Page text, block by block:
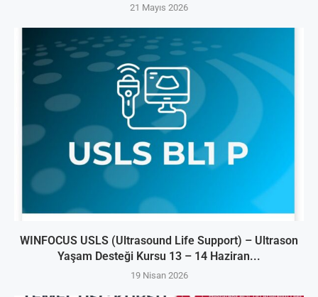
21 Mayıs 2026
WINFOCUS USLS (Ultrasound Life Support) – Ultrason
Yaşam Desteği Kursu 13 – 14 Haziran...
19 Nisan 2026